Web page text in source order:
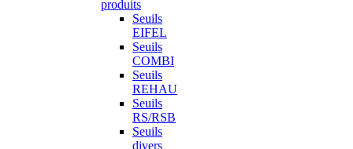
produits
Seuils
EIFEL
Seuils
COMBI
Seuils
REHAU
Seuils
RS/RSB
Seuils
divers